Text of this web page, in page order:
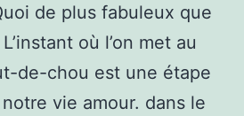
de plus fabuleux que
où l’on met au
de-chou est une étape
vie amour. dans le